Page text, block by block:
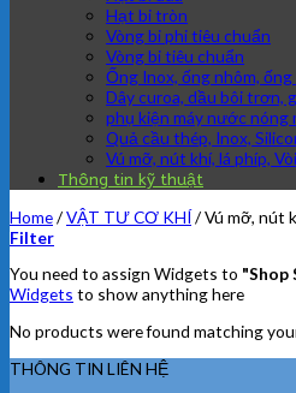
Hạt bi tròn
Vòng bi phi tiêu chuẩn
Vòng bi tiêu chuẩn
Ống Inox, ống nhôm,
Dây curoa, dầu bôi trơn,
phụ kiện máy nước
Quả cầu thép, Inox,
Vú mỡ, nút khí, lá phíp,
Thông tin kỹ thuật
Home/VẬT TƯ CƠ KHÍ/Vú mỡ, nút
Filter
You need to assign Widgets to "Shop
Widgets to show anything here
No products were found matching
THÔNG TIN LIÊN HỆ